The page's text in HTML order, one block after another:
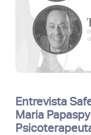
Entrevista
Maria